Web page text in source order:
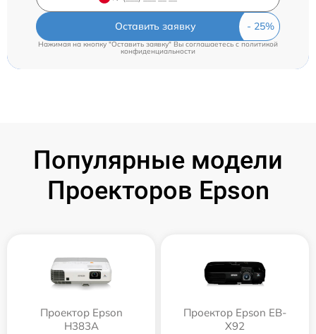
Оставить заявку
Нажимая на кнопку "Оставить заявку" Вы соглашаетесь c политикой
конфиденциальности
Популярные модели
Проекторов Epson
Проектор Epson
H383A
Проектор Epson EB-
X92